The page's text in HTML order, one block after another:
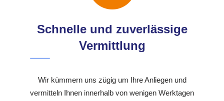
Schnelle und zuverlässige
Vermittlung
Wir kümmern uns zügig um Ihre Anliegen und
vermitteln Ihnen innerhalb von wenigen Werktagen